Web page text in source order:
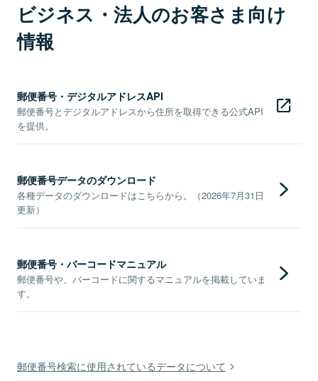
ビジネス・法人のお客さま向け
情報
郵便番号・デジタルアドレスAPI
郵便番号とデジタルアドレスから住所を取得できる公式API
を提供。
郵便番号データのダウンロード
各種データのダウンロードはこちらから。（2026年7月31日
更新）
郵便番号・バーコードマニュアル
郵便番号や、バーコードに関するマニュアルを掲載していま
す。
郵便番号検索に使用されているデータについて